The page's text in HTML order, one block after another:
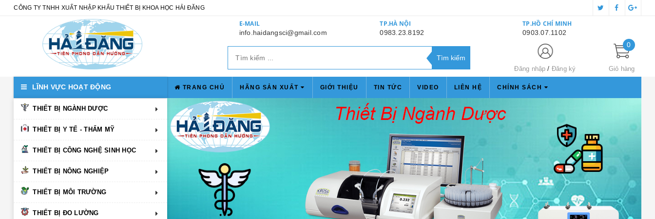
CÔNG TY TNHH XUẤT NHẬP KHẨU THIẾT BỊ KHOA HỌC HẢI ĐĂNG
E-MAIL
info.haidangsci@gmail.com
TP.HÀ NỘI
0983.23.8192
TP.HỒ CHÍ MINH
0903.07.1102
Đăng nhập Đăng ký
0
Giỏ hàng
TRANG CHỦ HÃNG SẢN XUẤT GIỚI THIỆU TIN TỨC VIDEO LIÊN HỆ CHÍNH SÁCH
LĨNH VỰC HOẠT ĐỘNG
THIẾT BỊ NGÀNH DƯỢC
THIẾT BỊ Y TẾ - THẨM MỸ
THIẾT BỊ CÔNG NGHỆ SINH HỌC
THIẾT BỊ NÔNG NGHIỆP
THIẾT BỊ MÔI TRƯỜNG
THIẾT BỊ ĐO LƯỜNG